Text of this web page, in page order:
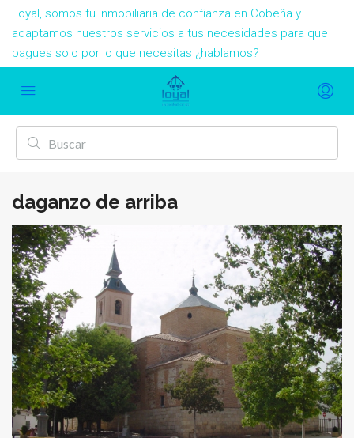
Loyal, somos tu inmobiliaria de confianza en Cobeña y
adaptamos nuestros servicios a tus necesidades para que
pagues solo por lo que necesitas ¿hablamos?
daganzo de arriba